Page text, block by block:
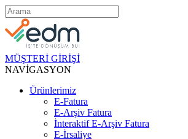
MÜŞTERİ GİRİŞİ
NAVİGASYON
Ürünlerimiz
E-Fatura
E-Arşiv Fatura
İnteraktif E-Arşiv Fatura
E-İrsaliye